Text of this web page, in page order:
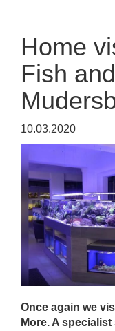
Home
Fish
10.03.2020
Once again we
More. A